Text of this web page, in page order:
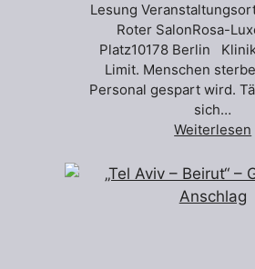
Lesung
Roter SalonRosa-
Platz10178 Berlin
Limit. Menschen
Personal gespart wird.
sich…
Weiterlesen